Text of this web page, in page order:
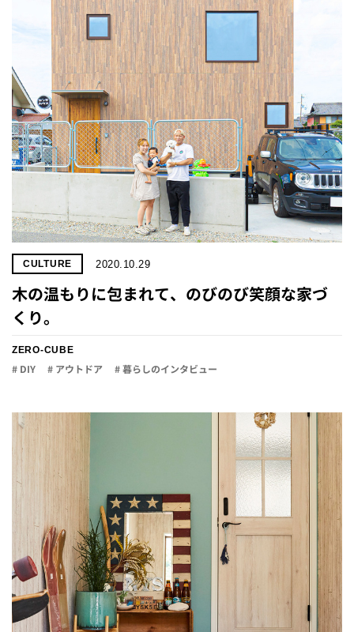
CULTURE 2020.10.29
木の温もりに包まれて、のびのび笑顔な家づ
くり。
ZERO-CUBE
# DIY # アウトドア # 暮らしのインタビュー